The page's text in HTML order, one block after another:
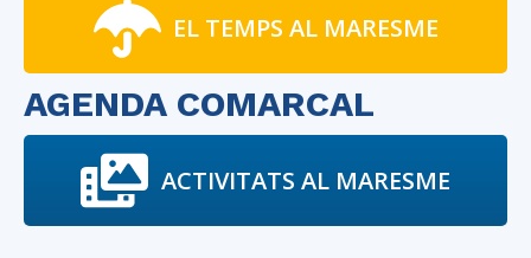
EL TEMPS AL MARESME
AGENDA COMARCAL
ACTIVITATS AL MARESME